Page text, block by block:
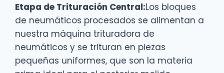
Etapa de Trituración Central:Los bloques
de neumáticos procesados se alimentan a
nuestra máquina trituradora de
neumáticos y se trituran en piezas
pequeñas uniformes, que son la materia